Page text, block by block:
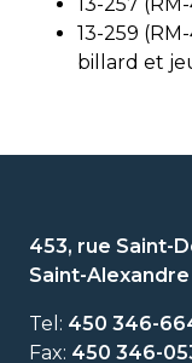
13-259
billard et
453, rue Saint-
Saint-Alexandre
Tel: 450 346-
Fax: 450 346-